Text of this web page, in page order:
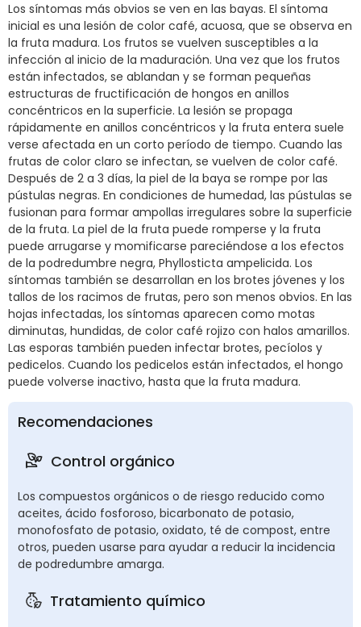
Los síntomas más obvios se ven en las bayas. El síntoma
inicial es una lesión de color café, acuosa, que se observa en
la fruta madura. Los frutos se vuelven susceptibles a la
infección al inicio de la maduración. Una vez que los frutos
están infectados, se ablandan y se forman pequeñas
estructuras de fructificación de hongos en anillos
concéntricos en la superficie. La lesión se propaga
rápidamente en anillos concéntricos y la fruta entera suele
verse afectada en un corto período de tiempo. Cuando las
frutas de color claro se infectan, se vuelven de color café.
Después de 2 a 3 días, la piel de la baya se rompe por las
pústulas negras. En condiciones de humedad, las pústulas se
fusionan para formar ampollas irregulares sobre la superficie
de la fruta. La piel de la fruta puede romperse y la fruta
puede arrugarse y momificarse pareciéndose a los efectos
de la podredumbre negra, Phyllosticta ampelicida. Los
síntomas también se desarrollan en los brotes jóvenes y los
tallos de los racimos de frutas, pero son menos obvios. En las
hojas infectadas, los síntomas aparecen como motas
diminutas, hundidas, de color café rojizo con halos amarillos.
Las esporas también pueden infectar brotes, pecíolos y
pedicelos. Cuando los pedicelos están infectados, el hongo
puede volverse inactivo, hasta que la fruta madura.
Recomendaciones
Control orgánico
Los compuestos orgánicos o de riesgo reducido como
aceites, ácido fosforoso, bicarbonato de potasio,
monofosfato de potasio, oxidato, té de compost, entre
otros, pueden usarse para ayudar a reducir la incidencia
de podredumbre amarga.
Tratamiento químico